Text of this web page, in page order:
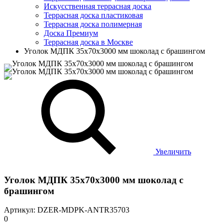
Искусственная террасная доска
Террасная доска пластиковая
Террасная доска полимерная
Доска Премиум
Террасная доска в Москве
Уголок МДПК 35x70х3000 мм шоколад с брашингом
Увеличить
Уголок МДПК 35x70х3000 мм шоколад с
брашингом
Артикул: DZER-MDPK-ANTR35703
0